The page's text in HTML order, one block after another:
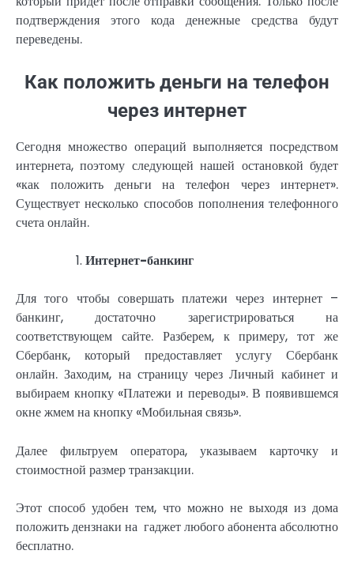
подтверждения этого кода денежные средства будут
переведены.
Как положить деньги на телефон
через интернет
Сегодня множество операций выполняется посредством
интернета, поэтому следующей нашей остановкой будет
«как положить деньги на телефон через интернет».
Существует несколько способов пополнения телефонного
счета онлайн.
Интернет-банкинг
Для того чтобы совершать платежи через интернет –
банкинг, достаточно зарегистрироваться на
соответствующем сайте. Разберем, к примеру, тот же
Сбербанк, который предоставляет услугу Сбербанк
онлайн. Заходим, на страницу через Личный кабинет и
выбираем кнопку «Платежи и переводы». В появившемся
окне жмем на кнопку «Мобильная связь».
Далее фильтруем оператора, указываем карточку и
стоимостной размер транзакции.
Этот способ удобен тем, что можно не выходя из дома
положить дензнаки на гаджет любого абонента абсолютно
бесплатно.